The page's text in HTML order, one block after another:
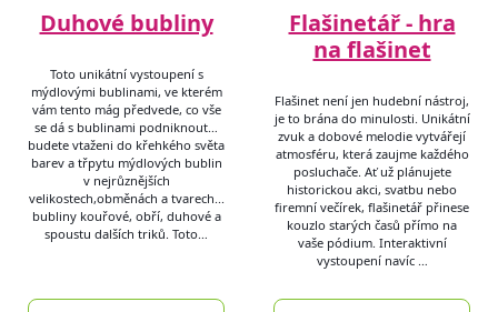
Duhové bubliny
Toto unikátní vystoupení s
mýdlovými bublinami, ve kterém
vám tento mág předvede, co vše
se dá s bublinami podniknout…
budete vtaženi do křehkého světa
barev a třpytu mýdlových bublin
v nejrůznějších
velikostech,obměnách a tvarech...
bubliny kouřové, obří, duhové a
spoustu dalších triků. Toto…
Flašinetář - hra
na flašinet
Flašinet není jen hudební nástroj,
je to brána do minulosti. Unikátní
zvuk a dobové melodie vytvářejí
atmosféru, která zaujme každého
posluchače. Ať už plánujete
historickou akci, svatbu nebo
firemní večírek, flašinetář přinese
kouzlo starých časů přímo na
vaše pódium. Interaktivní
vystoupení navíc …